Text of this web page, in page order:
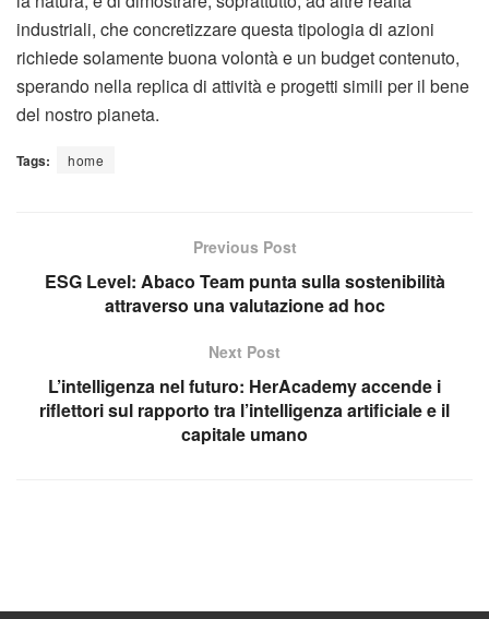
industriali, che concretizzare questa tipologia di azioni
richiede solamente buona volontà e un budget contenuto,
sperando nella replica di attività e progetti simili per il bene
del nostro pianeta.
Tags: home
Previous Post
ESG Level: Abaco Team punta sulla sostenibilità
attraverso una valutazione ad hoc
Next Post
L’intelligenza nel futuro: HerAcademy accende i
riflettori sul rapporto tra l’intelligenza artificiale e il
capitale umano